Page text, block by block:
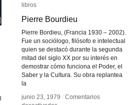
libros
Pierre Bourdieu
Pierre Bordieu, (Francia 1930 – 2002).
Fue un sociólogo, filósofo e intelectual
quien se destacó durante la segunda
mitad del siglo XX por su interés en
demostrar cómo funciona el Poder, el
Saber y la Cultura. Su obra replantea
la
junio 23, 1979 / Comentarios
libros
Pierre Bourdieu
junio 23, 1979 / Comentarios